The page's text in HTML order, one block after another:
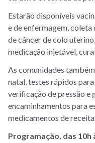
Estarão disponíveis
e de enfermagem,
de câncer de colo
medicação injetável,
As comunidades
natal, testes rápidos
verificação de pressão e
encaminhamentos para
medicamentos de
Programação, das 10h